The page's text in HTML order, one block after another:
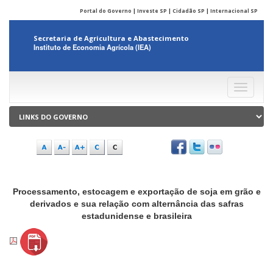
Portal do Governo | Investe SP | Cidadão SP | Internacional SP
Secretaria de Agricultura e Abastecimento
Instituto de Economia Agrícola (IEA)
Menu
Processamento, estocagem e exportação de soja em grão e
derivados e sua relação com alternância das safras
estadunidense e brasileira